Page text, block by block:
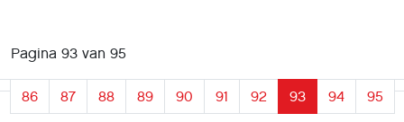
Pagina 93 van 95
86 87 88 89 90 91 92 93 94 95